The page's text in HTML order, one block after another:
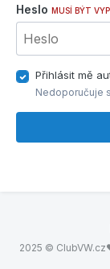
Heslo MUSÍ BÝT
Přihlásit mě
Nedoporučuje
2025 ©